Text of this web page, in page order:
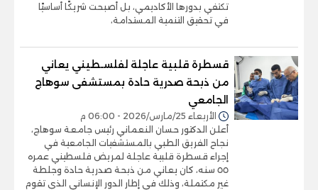
تكتفي بدورها الأكاديمي، بل أصبحت شريكًا أساسيًا
في تحقيق التنمية المستدامة،
قسطرة قلبية عاجلة لفلسـطيني يعاني
من ذبحة صدرية حادة بمستشفى سوهاج
الجامعي
الأربعاء 25/مارس/2026 - 06:00 م
أعلن الدكتور حسان النعماني رئيس جامعة سوهاج،
نجاح الفريق الطبي بالمستشفيات الجامعية في
إجراء قسطرة قلبية عاجلة لمريض فلسطيني عمره
٥٥ سنه، كان يعاني من ذبحة صدرية حادة وجلطة
غير مكتملة، وذلك في إطار الدور الإنساني الذي تقوم